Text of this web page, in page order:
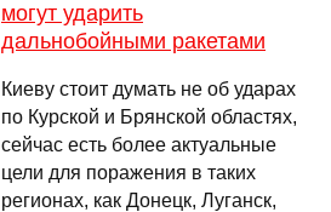
могут ударить
дальнобойными ракетами
Киеву стоит думать не об ударах
по Курской и Брянской областях,
сейчас есть более актуальные
цели для поражения в таких
регионах, как Донецк, Луганск,